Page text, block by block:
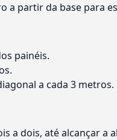
a partir da base para
painéis.
a cada 3 metros.
a dois, até alcançar a